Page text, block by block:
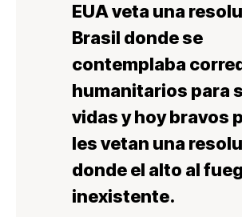
EUA veta una
Brasil donde se
contemplaba
humanitarios para
vidas y hoy bravos
les vetan una
donde el alto al
inexistente.